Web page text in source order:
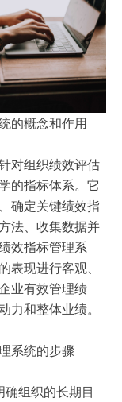
的概念和作用
对组织绩效评估
的指标体系。它
确定关键绩效指
法、收集数据并
效指标管理系
表现进行客观、
业有效管理绩
力和整体业绩。
系统的步骤
组织的长期目